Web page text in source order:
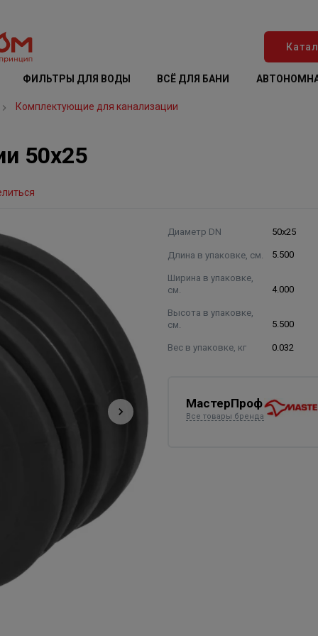
ФИЛЬТРЫ ДЛЯ ВОДЫ ВСЁ ДЛЯ БАНИ
Комплектующие для канализации
50х25
Диаметр DN 50х25
Длина в упаковке, см. 5.500
Ширина в упаковке,
см.
4.000
Высота в упаковке,
см.
5.500
Вес в упаковке, кг 0.032
МастерПроф
Все товары бренда